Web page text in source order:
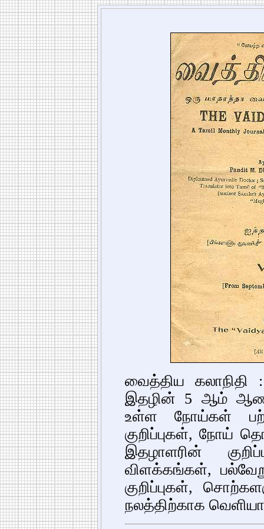
வைத்திய
இதழின் 5 ஆம்
உள்ள நோய்கள்
குறிப்புகள், நோய்
இதழாளரின்
விளக்கங்கள்,
குறிப்புகள்,
நலத்திற்காக